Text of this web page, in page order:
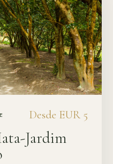
Desde EUR 5
Jardim